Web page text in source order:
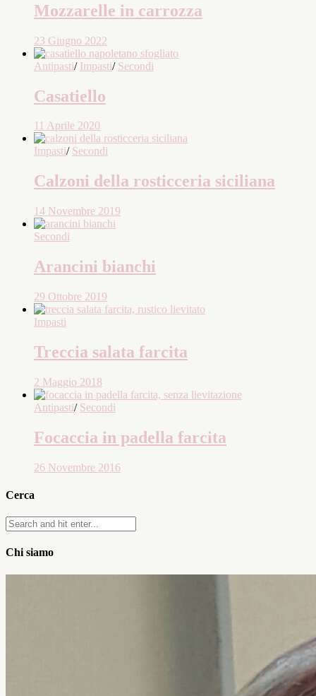
Mozzarelle in carrozza
23 Giugno 2022
Antipasti/ Impasti/ Secondi
Casatiello
11 Aprile 2020
Impasti/ Secondi
Calzoni della rosticceria siciliana
14 Novembre 2019
Secondi
Arancini bianchi
29 Ottobre 2019
Impasti
Treccia salata farcita
2 Maggio 2018
Antipasti/ Secondi
Focaccia in padella farcita
26 Novembre 2016
Cerca
Chi siamo